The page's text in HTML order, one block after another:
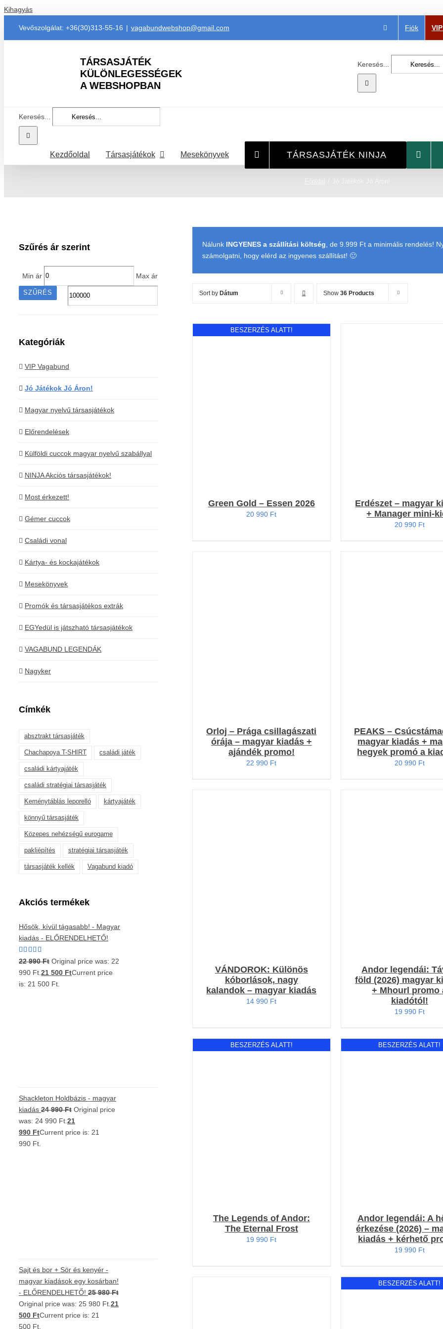
Kihagyás
Vevőszolgálat: +36(30)313-55-16 | vagabundwebshop@gmail.com Fiók
TÁRSASJÁTÉK
KÜLÖNLEGESSÉGEK
A WEBSHOPBAN
Keresés...
Keresés...
Kezdőoldal Társasjátékok Mesekönyvek TÁRSASJÁTÉK NINJA
Nálunk INGYENES a szállítási költség , de 9.999 Ft a minimális rendelés!
számolgatni, hogy elérd az ingyenes szállítást! 🙂
Sort by Dátum Show 36 Products
BESZERZÉS ALATT!
Green Gold – Essen 2026
20 990 Ft
Erdészet – magyar
+ Manager mini-
20 990 Ft
Orloj – Prága csillagászati
órája – magyar kiadás +
ajándék promo!
22 990 Ft
PEAKS –
magyar kiadás +
hegyek promó a
20 990 Ft
VÁNDOROK: Különös
kóborlások, nagy
kalandok – magyar kiadás
14 990 Ft
Andor legendái:
föld (2026) magyar
+ Mhourl promo
kiadótól!
19 990 Ft
BESZERZÉS ALATT!
The Legends of Andor:
The Eternal Frost
19 990 Ft
BESZERZÉS ALATT!
Andor legendái: A
érkezése (2026) –
kiadás + kérhető
19 990 Ft
BESZERZÉS ALATT!
Szűrés ár szerint
Min ár Max ár
SZŰRÉS
Kategóriák
VIP Vagabund
Jó Játékok Jó Áron!
Magyar nyelvű társasjátékok
Előrendelések
Külföldi cuccok magyar nyelvű szabállyal
NINJA Akciós társasjátékok!
Most érkezett!
Gémer cuccok
Családi vonal
Kártya- és kockajátékok
Mesekönyvek
Promók és társasjátékos extrák
EGYedül is játszható társasjátékok
VAGABUND LEGENDÁK
Nagyker
Címkék
absztrakt társasjáték
Chachapoya T-SHIRT családi játék
családi kártyajáték
családi stratégiai társasjáték
Keménytáblás leporelló kártyajáték
könnyű társasjáték
Közepes nehézségű eurogame
pakliépítés stratégiai társasjáték
társasjáték kellék Vagabund kiadó
Akciós termékek
Hősök, kívül tágasabb! - Magyar
kiadás - ELŐRENDELHETŐ!
Értékelés:
22 990Ft Original price was: 22
990 Ft.21 500 FtCurrent price
is: 21 500 Ft.
Shackleton Holdbázis - magyar
kiadás 24 990Ft Original price
was: 24 990 Ft.21
990 FtCurrent price is: 21
990 Ft.
Sajt és bor + Sör és kenyér -
magyar kiadások egy kosárban!
- ELŐRENDELHETŐ! 25 980Ft
Original price was: 25 980 Ft.21
500 FtCurrent price is: 21
500 Ft.